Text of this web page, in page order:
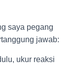
saya pegang
jawab:
ukur reaksi